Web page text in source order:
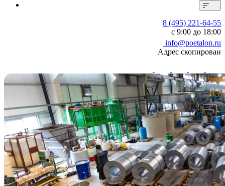
8 (495) 221-64-55
с 9:00 до 18:00
info@poetalon.ru
Адрес скопирован